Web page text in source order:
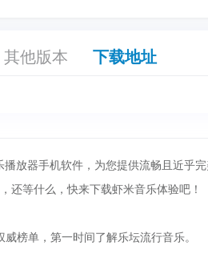
其他版本 下载地址
器手机软件，为您提供流畅且近乎完
还等什么，快来下载虾米音乐体验吧！
榜单，第一时间了解乐坛流行音乐。